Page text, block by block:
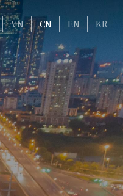
VN CN EN KR